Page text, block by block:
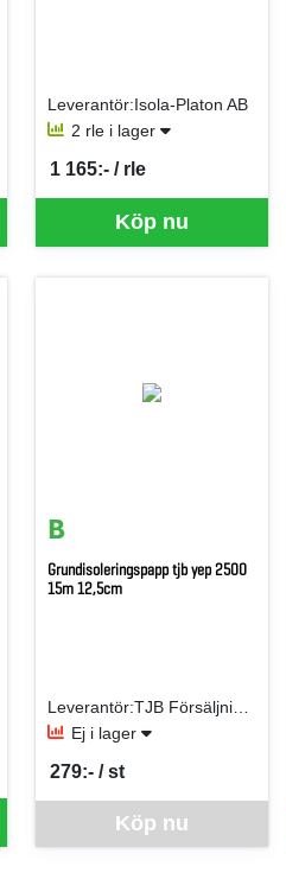
Leverantör:Isola-Platon AB
2 rle i lager
Köp nu
1 165:- / rle
SEK per RLE
Grundisoleringspapp tjb yep 2500
15m 12,5cm
Leverantör:TJB Försäljning AB
Ej i lager
Köp nu
279:- / st
SEK per ST